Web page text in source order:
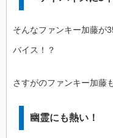
そんなファンキー加藤が
バイス！？
さすがのファンキー加藤
幽霊にも熱い！